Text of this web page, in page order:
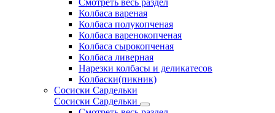
Смотреть весь раздел
Колбаса вареная
Колбаса полукопченая
Колбаса варенокопченая
Колбаса сырокопченая
Колбаса ливерная
Нарезки колбасы и деликатесов
Колбаски(пикник)
Сосиски Сардельки
Сосиски Сардельки